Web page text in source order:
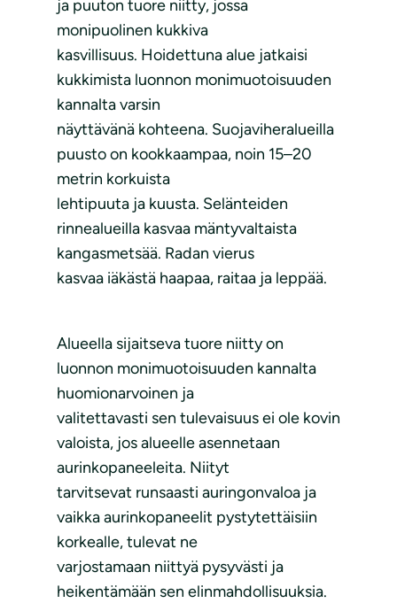
ja puuton tuore niitty, jossa
monipuolinen kukkiva
kasvillisuus. Hoidettuna alue jatkaisi
kukkimista luonnon monimuotoisuuden
kannalta varsin
näyttävänä kohteena. Suojaviheralueilla
puusto on kookkaampaa, noin 15–20
metrin korkuista
lehtipuuta ja kuusta. Selänteiden
rinnealueilla kasvaa mäntyvaltaista
kangasmetsää. Radan vierus
kasvaa iäkästä haapaa, raitaa ja leppää.
Alueella sijaitseva tuore niitty on
luonnon monimuotoisuuden kannalta
huomionarvoinen ja
valitettavasti sen tulevaisuus ei ole kovin
valoista, jos alueelle asennetaan
aurinkopaneeleita. Niityt
tarvitsevat runsaasti auringonvaloa ja
vaikka aurinkopaneelit pystytettäisiin
korkealle, tulevat ne
varjostamaan niittyä pysyvästi ja
heikentämään sen elinmahdollisuuksia.